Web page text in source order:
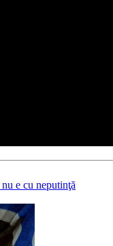
e cu neputinţă